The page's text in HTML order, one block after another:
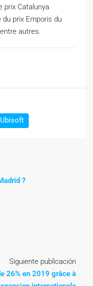
prix Catalunya
prix Emporis du
autres.
Ubisoft
?
Siguiente publicación
26% en 2019 grâce à